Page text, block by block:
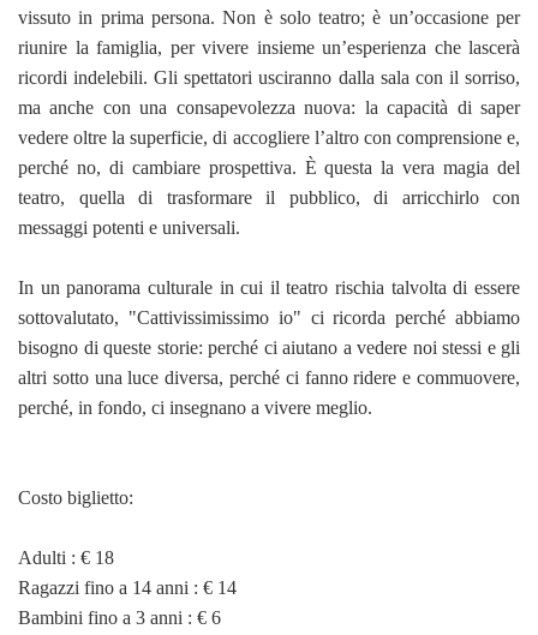
vissuto in prima persona. Non è solo teatro; è un’occasione per
riunire la famiglia, per vivere insieme un’esperienza che lascerà
ricordi indelebili. Gli spettatori usciranno dalla sala con il sorriso,
ma anche con una consapevolezza nuova: la capacità di saper
vedere oltre la superficie, di accogliere l’altro con comprensione e,
perché no, di cambiare prospettiva. È questa la vera magia del
teatro, quella di trasformare il pubblico, di arricchirlo con
messaggi potenti e universali.
In un panorama culturale in cui il teatro rischia talvolta di essere
sottovalutato, "Cattivissimissimo io" ci ricorda perché abbiamo
bisogno di queste storie: perché ci aiutano a vedere noi stessi e gli
altri sotto una luce diversa, perché ci fanno ridere e commuovere,
perché, in fondo, ci insegnano a vivere meglio.
Costo biglietto:
Adulti : € 18
Ragazzi fino a 14 anni : € 14
Bambini fino a 3 anni : € 6